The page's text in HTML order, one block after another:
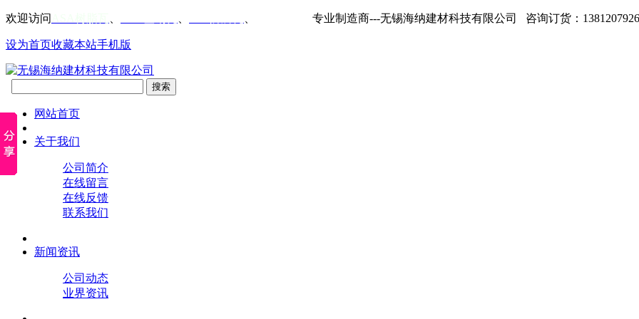
欢迎访问 专业制造商---无锡海纳建材科技有限公司 咨询订货：
设为首页收藏本站手机版
网站首页
关于我们
公司简介
在线留言
在线反馈
联系我们
新闻资讯
公司动态
业界资讯